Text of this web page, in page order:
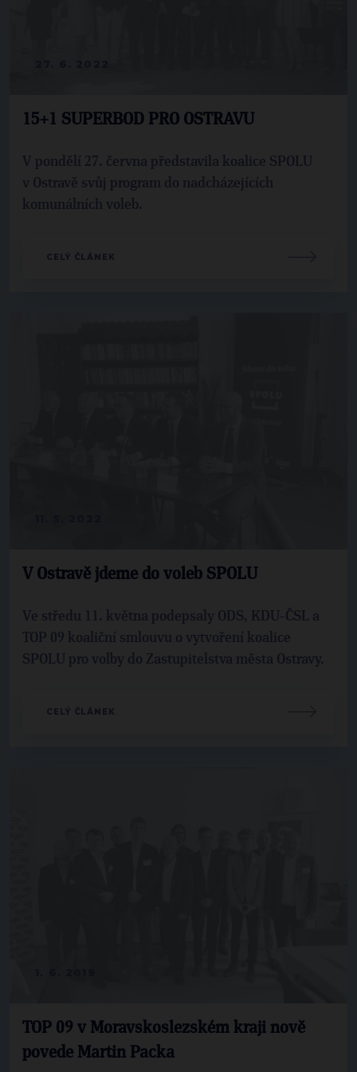
15+1 SUPERBOD PRO OSTRAVU
V pondělí 27. června představila koalice SPOLU
v Ostravě svůj program do nadcházejících
komunálních voleb.
CELÝ ČLÁNEK
V Ostravě jdeme do voleb SPOLU
Ve středu 11. května podepsaly ODS, KDU-ČSL a
TOP 09 koaliční smlouvu o vytvoření koalice
SPOLU pro volby do Zastupitelstva města Ostravy.
CELÝ ČLÁNEK
TOP 09 v Moravskoslezském kraji nově
povede Martin Packa